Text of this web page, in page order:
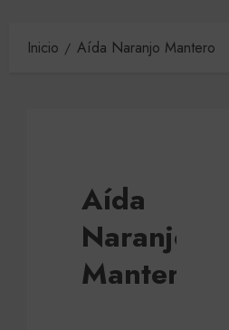
Inicio Aída Naranjo Mantero
Aída
Naranjo
Mantero